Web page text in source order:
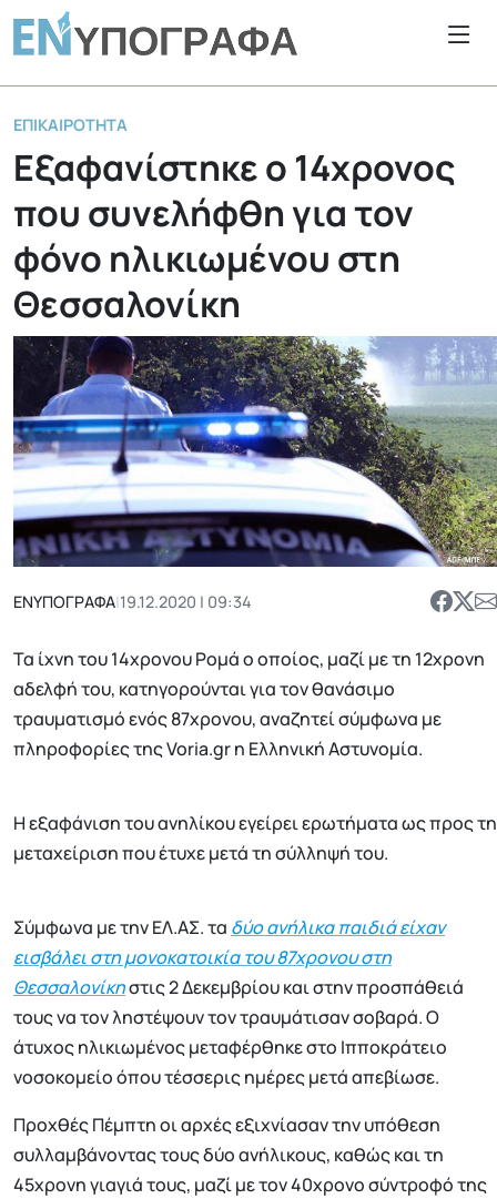
ΕΠΙΚΑΙΡΌΤΗΤΑ
Εξαφανίστηκε ο 14χρονος
που συνελήφθη για τον
φόνο ηλικιωμένου στη
Θεσσαλονίκη
ΕΝΥΠΟΓΡΑΦΑ|19.12.2020 | 09:34
Τα ίχνη του 14χρονου Ρομά ο οποίος, μαζί με τη 12χρονη
αδελφή του, κατηγορούνται για τον θανάσιμο
τραυματισμό ενός 87χρονου, αναζητεί σύμφωνα με
πληροφορίες της Voria.gr η Ελληνική Αστυνομία.
Η εξαφάνιση του ανηλίκου εγείρει ερωτήματα ως προς τη
μεταχείριση που έτυχε μετά τη σύλληψή του.
Σύμφωνα με την ΕΛ.ΑΣ. τα δύο ανήλικα παιδιά είχαν
εισβάλει στη μονοκατοικία του 87χρονου στη
Θεσσαλονίκηστις 2 Δεκεμβρίου και στην προσπάθειά
τους να τον ληστέψουν τον τραυμάτισαν σοβαρά. Ο
άτυχος ηλικιωμένος μεταφέρθηκε στο Ιπποκράτειο
νοσοκομείο όπου τέσσερις ημέρες μετά απεβίωσε.
Προχθές Πέμπτη οι αρχές εξιχνίασαν την υπόθεση
συλλαμβάνοντας τους δύο ανήλικους, καθώς και τη
45χρονη γιαγιά τους, μαζί με τον 40χρονο σύντροφό της